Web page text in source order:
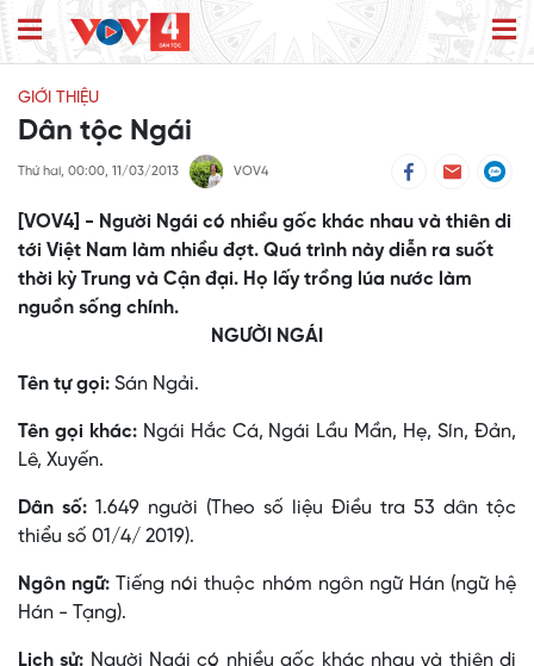
GIỚI THIỆU
Dân tộc Ngái
Thứ hai, 00:00, 11/03/2013 VOV4
[VOV4] - Người Ngái có nhiều gốc khác nhau và thiên di
tới Việt Nam làm nhiều đợt. Quá trình này diễn ra suốt
thời kỳ Trung và Cận đại. Họ lấy trồng lúa nước làm
nguồn sống chính.
NGƯỜI NGÁI
Tên tự gọi: Sán Ngải.
Tên gọi khác:Ngái Hắc Cá, Ngái Lầu Mần, Hẹ, Sín, Ðản,
Lê, Xuyến.
Dân số: 1.649 người (Theo số liệu Điều tra 53 dân tộc
thiểu số 01/4/ 2019).
Ngôn ngữ:Tiếng nói thuộc nhóm ngôn ngữ Hán (ngữ hệ
Hán - Tạng).
Lịch sử: Người Ngái có nhiều gốc khác nhau và thiên di